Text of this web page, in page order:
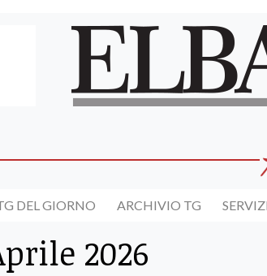
DEL GIORNO ARCHIVIO TG SERVIZI
2026